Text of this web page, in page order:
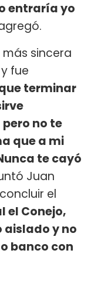
entraría yo
más sincera
fue
terminar
no te
que a mi
te cayó
Juan
el
el Conejo,
aislado y no
banco con